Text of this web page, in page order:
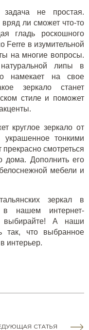
задача не простая.
ли сможет что-то
гладь роскошного
Ferre в изумительной
на многие вопросы.
липы в
намекает на свое
зеркало станет
стиле и поможет
круглоезеркало от
тонкими
смотреться
дома. Дополнить его
мебели и
зеркалв
в нашем интернет-
выбирайте! А наши
так, что выбранное
интерьер.
СТАТЬЯ